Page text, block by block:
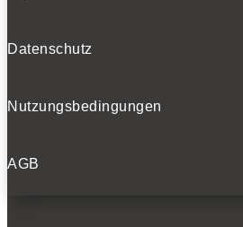
Datenschutz
Nutzungsbedingungen
AGB